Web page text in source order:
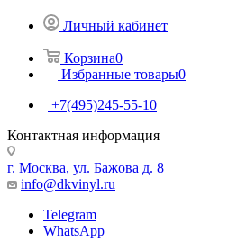
Личный кабинет
Корзина0
Избранные товары0
+7(495)245-55-10
Контактная информация
г. Москва, ул. Бажова д. 8
info@dkvinyl.ru
Telegram
WhatsApp